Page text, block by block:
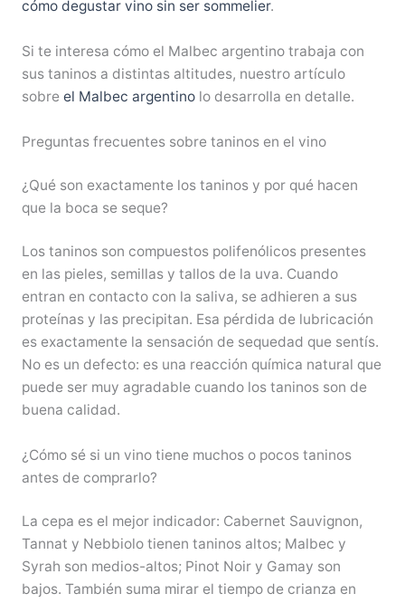
cómo degustar vino sin ser sommelier.
Si te interesa cómo el Malbec argentino trabaja con
sus taninos a distintas altitudes, nuestro artículo
sobre el Malbec argentinolo desarrolla en detalle.
Preguntas frecuentes sobre taninos en el vino
¿Qué son exactamente los taninos y por qué hacen
que la boca se seque?
Los taninos son compuestos polifenólicos presentes
en las pieles, semillas y tallos de la uva. Cuando
entran en contacto con la saliva, se adhieren a sus
proteínas y las precipitan. Esa pérdida de lubricación
es exactamente la sensación de sequedad que sentís.
No es un defecto: es una reacción química natural que
puede ser muy agradable cuando los taninos son de
buena calidad.
¿Cómo sé si un vino tiene muchos o pocos taninos
antes de comprarlo?
La cepa es el mejor indicador: Cabernet Sauvignon,
Tannat y Nebbiolo tienen taninos altos; Malbec y
Syrah son medios-altos; Pinot Noir y Gamay son
bajos. También suma mirar el tiempo de crianza en